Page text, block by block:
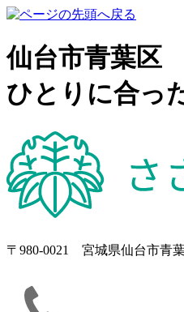
仙台市青葉区
ひとりに合っ
〒980-0021 宮城県仙台市青